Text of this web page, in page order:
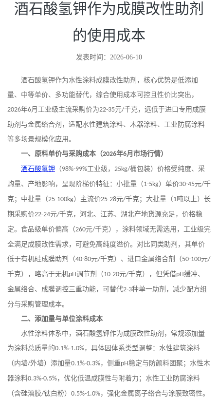
酒石酸氢钾作为成膜改性助剂
的使用成本
发表时间：2026-06-10
酒石酸氢钾作为水性涂料成膜改性助剂，核心优势是低添加
量、中等单价、多功能替代，综合使用成本可控且性价比突出，
2026年6月工业级主流采购价为22-35元/千克，远低于进口专用成膜
助剂与金属络合剂，适配水性建筑涂料、木器涂料、工业防腐涂料
等多场景规模化应用。
一、原料单价与采购成本（2026年6月市场行情）
酒石酸氢钾 （98%-99%工业级， 25kg/桶包装）价格受纯度、采
购量、产地影响，呈现阶梯价特征：小批量（1-5kg）单价30-45元/千
克；中批量（25-100kg）主流价25-28元/千克；大批量（1吨以上）长
期采购价22-24元/千克，河北、江苏、湖北产地货源充足，价格稳
定。食品级单价偏高（260元/千克），涂料领域无需选用，工业级完
全满足成膜改性需求，可避免高纯度溢价。对比同类助剂，其单价
低于有机硅成膜助剂（40-80元/千克）、进口金属络合剂（50-100元/
千克），略高于无机pH调节剂（10-20元/千克），但凭借pH缓冲、
金属络合、成膜调控三重功能，可替代2-3种单一助剂，减少配方组
分与采购管理成本。
二、添加量与单位涂料成本
水性涂料体系中，酒石酸氢钾作为成膜改性助剂，常规添加量
为涂料总质量的0.1%-1.0%，具体因体系类型调整：水性建筑涂料
（内墙/外墙）添加量0.1%-0.3%，侧重pH稳定与防颜料团聚；水性木
器涂料0.3%-0.5%，优化低温成膜性与附着力；水性工业防腐涂料
（含硅溶胶/钛白粉） 0.5%-1.0%，强化金属离子络合与涂膜致密性。